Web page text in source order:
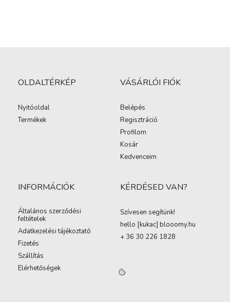
OLDALTÉRKÉP
Nyitóoldal
Termékek
VÁSÁRLÓI FIÓK
Belépés
Regisztráció
Profilom
Kosár
Kedvenceim
INFORMÁCIÓK
Általános szerződési
feltételek
Adatkezelési tájékoztató
Fizetés
Szállítás
Elérhetőségek
KÉRDÉSED VAN?
Szívesen segítünk!
hello [kukac] blooomy.hu
+ 36 30 226 1828